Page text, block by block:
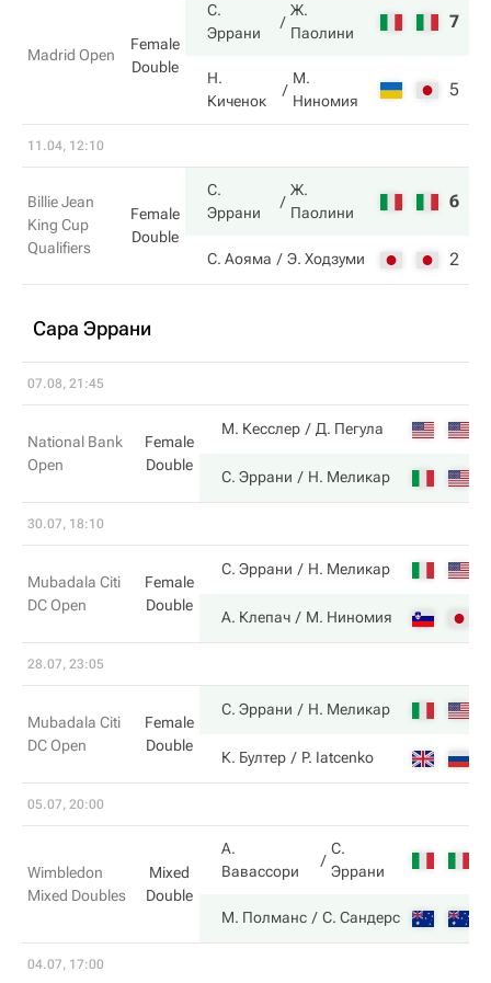
Madrid Open
Female
Double
С.
Эррани
Ж.
Паолини
7
Н.
Киченок
М.
Ниномия
5
11.04, 12:10
Billie Jean
King Cup
Qualifiers
Female
Double
С.
Эррани
Ж.
Паолини
6
С. Аояма Э. Ходзуми 2
Сара Эррани
07.08, 21:45
National Bank
Open
Female
Double
М. Кесслер Д. Пегула
С. Эррани Н. Меликар
30.07, 18:10
Mubadala Citi
DC Open
Female
Double
С. Эррани Н. Меликар
А. Клепач М. Ниномия
28.07, 23:05
Mubadala Citi
DC Open
Female
Double
С. Эррани Н. Меликар
К. Бултер P. Iatcenko
05.07, 20:00
Wimbledon
Mixed Doubles
Mixed
Double
А.
Вавассори
С.
Эррани
М. Полманс С. Сандерс
04.07, 17:00